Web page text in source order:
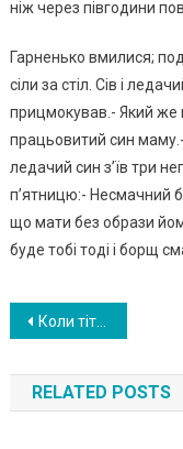
ніж через півгодини
Гарненько вмилися;
сіли за стіл. Сів і
прицмокував.- Який
працьовитий син
ледачий син з’їв три
п’ятницю:- Несмачний
що мати без образи
буде тобі тоді і борщ
Навигация
по
записям
Коли тітка чоловіка почала доріkати мені за те, що я днями сиджу вдома, то я вирішила знайти роботу і надати добрий урок чоловікові та свекрусі
RELATED POSTS